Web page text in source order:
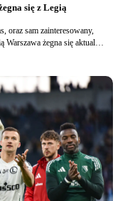
się z Legią
oraz sam zainteresowany,
żegna się aktualny